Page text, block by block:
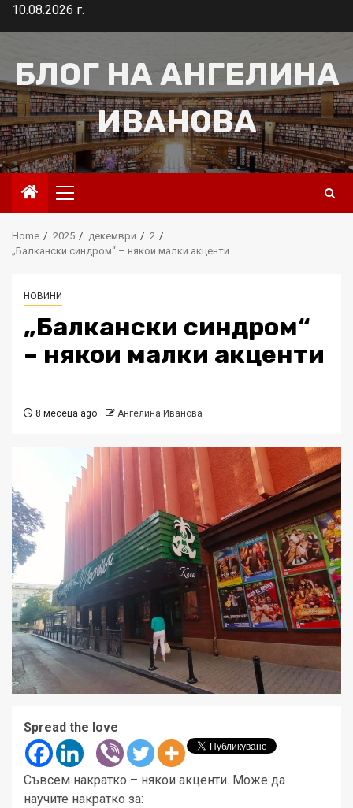
Skip10.08.2026 г.
БЛОГ НА АНГЕЛИНА
ИВАНОВА
Primary
Menu
Home 2025 декември
2
„Балкански синдром“ – някои малки акценти
НОВИНИ
„Балкански синдром“
– някои малки акценти
8 месеца ago Ангелина Иванова
Spread the love
Съвсем накратко – някои акценти. Може да
научите накратко за: